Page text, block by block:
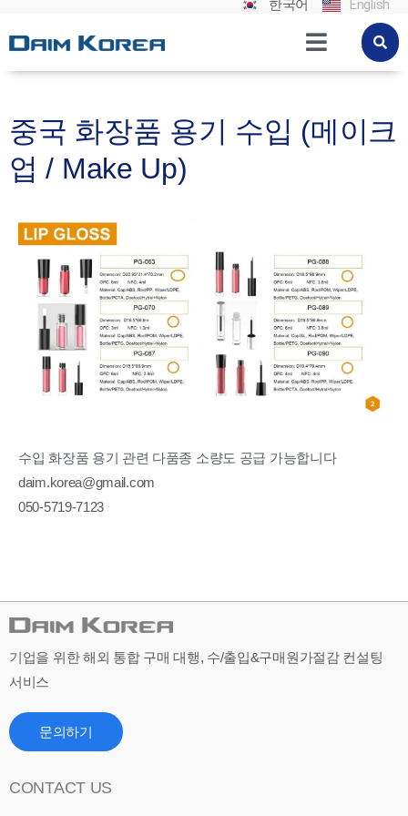
한국어 English
중국 화장품 용기 수입 (메이크
업 / Make Up)
수입 화장품 용기 관련 다품종 소량도 공급 가능합니다
daim.korea@gmail.com
050-5719-7123
기업을 위한 해외 통합 구매 대행, 수/출입&구매원가절감 컨설팅
서비스
문의하기
CONTACT US